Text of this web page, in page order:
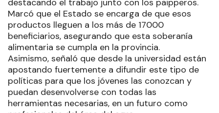
destacando el trabajo junto con los paipperos.
Marcó que el Estado se encarga de que esos
productos lleguen a los más de 17000
beneficiarios, asegurando que esta soberanía
alimentaria se cumpla en la provincia.
Asimismo, señaló que desde la universidad están
apostando fuertemente a difundir este tipo de
políticas para que los jóvenes las conozcan y
puedan desenvolverse con todas las
herramientas necesarias, en un futuro como